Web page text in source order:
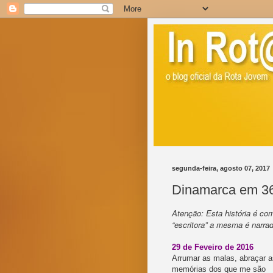
segunda-feira, agosto 07, 2017
Dinamarca em
Atenção: Esta história é
“escritora” a mesma é
29 de Feveiro de 2016
Arrumar as malas, abraçar
memórias dos que me são